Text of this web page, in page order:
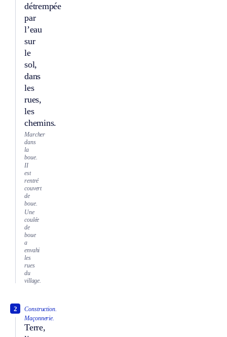
détrempée
par
l’eau
sur
le
sol,
dans
les
rues,
les
chemins.
Marcher
dans
la
boue.
II
est
rentré
couvert
de
boue.
Une
coulée
de
boue
a
envahi
les
rues
du
village.
Construction.
Maçonnerie.
Terre,
2